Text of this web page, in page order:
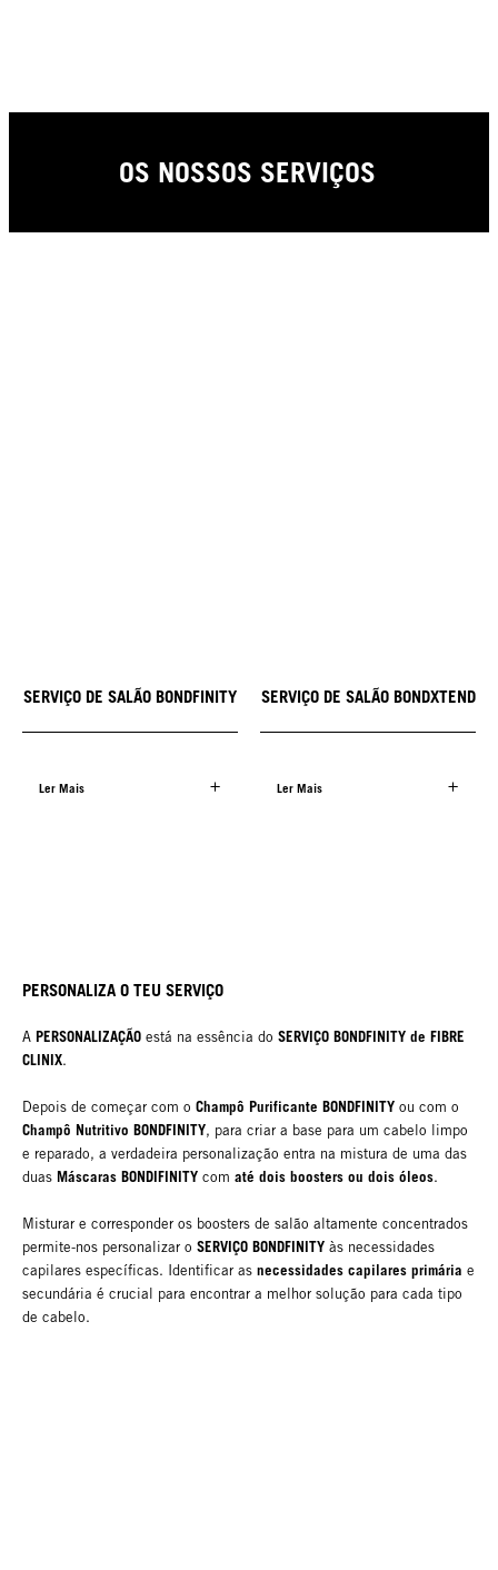
OS NOSSOS SERVIÇOS
SERVIÇO DE SALÃO BONDFINITY
Ler Mais
SERVIÇO DE SALÃO BONDXTEND
Ler Mais
PERSONALIZA O TEU SERVIÇO
A PERSONALIZAÇÃO está na essência do SERVIÇO BONDFINITY de FIBRE
CLINIX.
Depois de começar com o Champô Purificante BONDFINITY ou com o
Champô Nutritivo BONDFINITY, para criar a base para um cabelo limpo
e reparado, a verdadeira personalização entra na mistura de uma das
duas Máscaras BONDIFINITY com até dois boosters ou dois óleos.
Misturar e corresponder os boosters de salão altamente concentrados
permite-nos personalizar o SERVIÇO BONDFINITY às necessidades
capilares específicas. Identificar as necessidades capilares primária e
secundária é crucial para encontrar a melhor solução para cada tipo
de cabelo.